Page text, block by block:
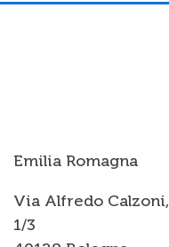
Emilia Romagna
Via Alfredo Calzoni,
1/3